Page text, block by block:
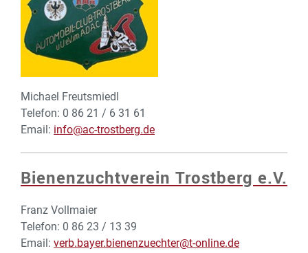
Michael Freutsmiedl
Telefon: 0 86 21 / 6 31 61
Email: info@ac-trostberg.de
Bienenzuchtverein Trostberg e.V.
Franz Vollmaier
Telefon: 0 86 23 / 13 39
Email: verb.bayer.bienenzuechter@t-online.de